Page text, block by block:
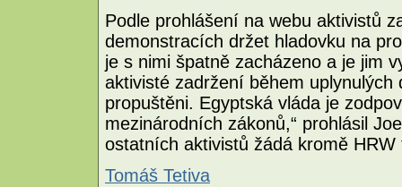
Podle prohlášení na webu aktivistů
demonstracích držet hladovku na
je s nimi špatně zacházeno a je jim
aktivisté zadržení během
propuštěni. Egyptská vláda je
mezinárodních zákonů,“ prohlásil
ostatních aktivistů žádá kromě
Tomáš Tetiva